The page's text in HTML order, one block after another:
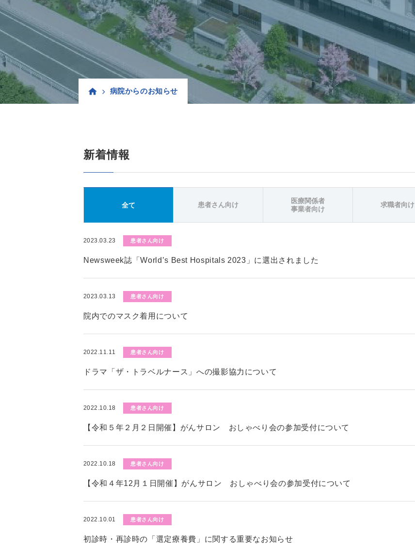
病院からのお知らせ
新着情報
全て 患者さん向け
医療関係者
事業者向け
求職者向け
2023.03.23 患者さん向け
Newsweek誌「World’s Best Hospitals 2023」に選出されました
2023.03.13 患者さん向け
院内でのマスク着用について
2022.11.11 患者さん向け
ドラマ「ザ・トラベルナース」への撮影協力について
2022.10.18 患者さん向け
【令和５年２月２日開催】がんサロン おしゃべり会の参加受付について
2022.10.18 患者さん向け
【令和４年12月１日開催】がんサロン おしゃべり会の参加受付について
2022.10.01 患者さん向け
初診時・再診時の「選定療養費」に関する重要なお知らせ